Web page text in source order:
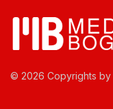
© 2026 Copyrights by